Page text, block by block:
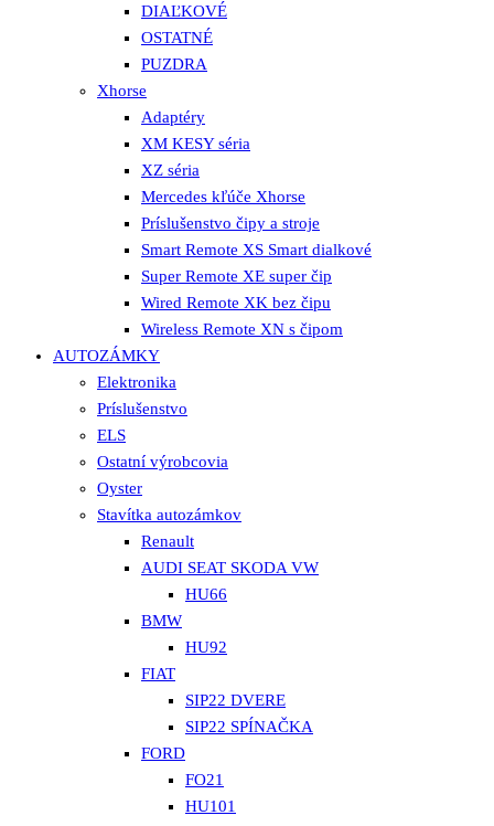
DIAĽKOVÉ
OSTATNÉ
PUZDRA
Xhorse
Adaptéry
XM KESY séria
XZ séria
Mercedes kľúče Xhorse
Príslušenstvo čipy a stroje
Smart Remote XS Smart dialkové
Super Remote XE super čip
Wired Remote XK bez čipu
Wireless Remote XN s čipom
AUTOZÁMKY
Elektronika
Príslušenstvo
ELS
Ostatní výrobcovia
Oyster
Stavítka autozámkov
Renault
AUDI SEAT SKODA VW
HU66
BMW
HU92
FIAT
SIP22 DVERE
SIP22 SPÍNAČKA
FORD
FO21
HU101